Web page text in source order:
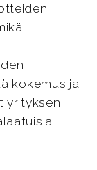
kokemus ja
yrityksen